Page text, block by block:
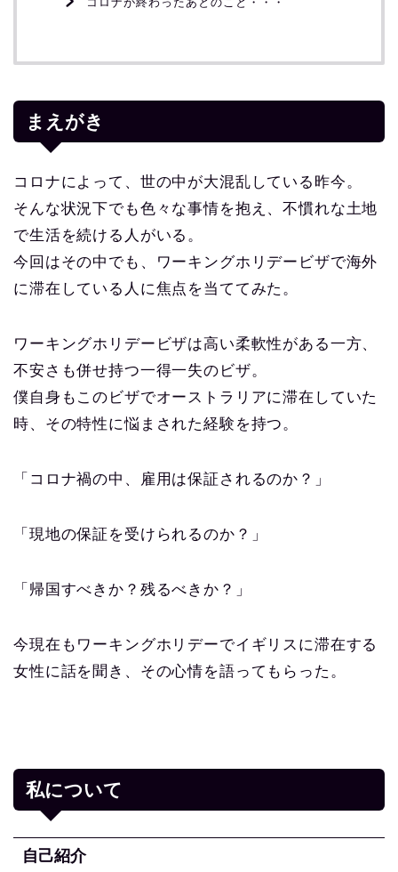
まえがき
コロナによって、世の中が大混乱している昨今。
そんな状況下でも色々な事情を抱え、不慣れな土地
で生活を続ける人がいる。
今回はその中でも、ワーキングホリデービザで海外
に滞在している人に焦点を当ててみた。
ワーキングホリデービザは高い柔軟性がある一方、
不安さも併せ持つ一得一失のビザ。
僕自身もこのビザでオーストラリアに滞在していた
時、その特性に悩まされた経験を持つ。
「コロナ禍の中、雇用は保証されるのか？」
「現地の保証を受けられるのか？」
「帰国すべきか？残るべきか？」
今現在もワーキングホリデーでイギリスに滞在する
女性に話を聞き、その心情を語ってもらった。
私について
自己紹介